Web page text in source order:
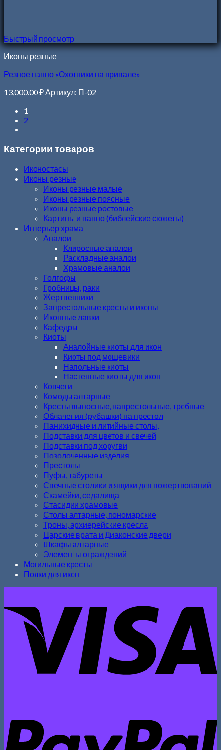
Быстрый просмотр
Иконы резные
Резное панно «Охотники на привале»
13,000.00₽Артикул: П-02
1
2
Категории товаров
Иконостасы
Иконы резные
Иконы резные малые
Иконы резные поясные
Иконы резные ростовые
Картины и панно (библейские сюжеты)
Интерьер храма
Аналои
Клиросные аналои
Раскладные аналои
Храмовые аналои
Голгофы
Гробницы, раки
Жертвенники
Запрестольные кресты и иконы
Иконные лавки
Кафедры
Киоты
Аналойные киоты для икон
Киоты под мощевики
Напольные киоты
Настенные киоты для икон
Ковчеги
Комоды алтарные
Кресты выносные, напрестольные, требные
Облачения (рубашки) на престол
Панихидные и литийные столы,
Подставки для цветов и свечей
Подставки под хоругви
Позолоченные изделия
Престолы
Пуфы, табуреты
Свечные столики и ящики для пожертвований
Скамейки, седалища
Стасидии храмовые
Столы алтарные, пономарские
Троны, архиерейские кресла
Царские врата и Диаконские двери
Шкафы алтарные
Элементы ограждений
Могильные кресты
Полки для икон